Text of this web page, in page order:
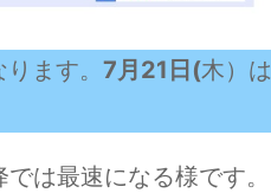
ます。 7月21日(木）は
は最速になる様です。